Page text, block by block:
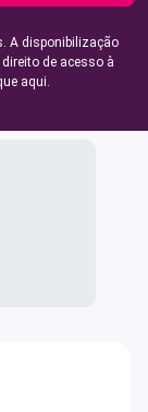
A disponibilização
de acesso à
aqui.